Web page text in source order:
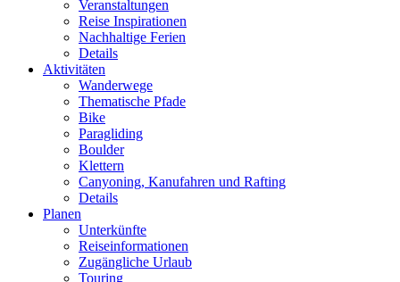
Veranstaltungen
Reise Inspirationen
Nachhaltige Ferien
Details
Aktivitäten
Wanderwege
Thematische Pfade
Bike
Paragliding
Boulder
Klettern
Canyoning, Kanufahren und Rafting
Details
Planen
Unterkünfte
Reiseinformationen
Zugängliche Urlaub
Touring